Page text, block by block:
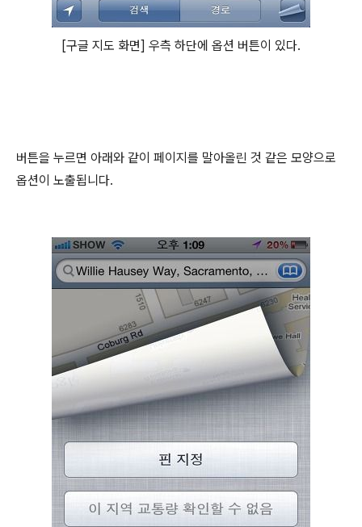
[구글 지도 화면] 우측 하단에 옵션 버튼이 있다.
버튼을 누르면 아래와 같이 페이지를 말아올린 것 같은 모양으로
옵션이 노출됩니다.